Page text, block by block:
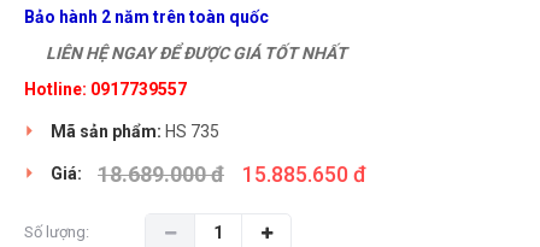
Bảo hành 2 năm trên toàn quốc
LIÊN HỆ NGAY ĐỂ ĐƯỢC GIÁ TỐT NHẤT
Hotline: 0917739557
Mã sản phẩm: HS 735
Giá: 18.689.000 đ 15.885.650 đ
Số lượng: